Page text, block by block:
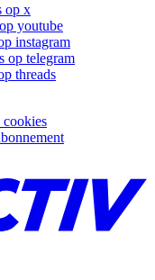
op x
youtube
instagram
op telegram
threads